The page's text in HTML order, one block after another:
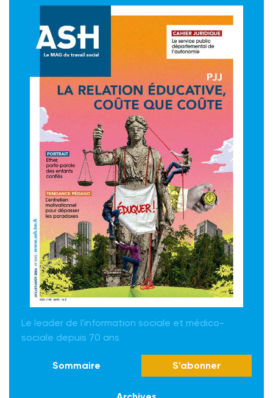
Le leader de l'information sociale et médico-
sociale depuis 70 ans
Sommaire S'abonner